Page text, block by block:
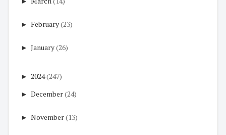
► February(23)
► January(26)
► 2024(247)
► December(24)
► November(13)